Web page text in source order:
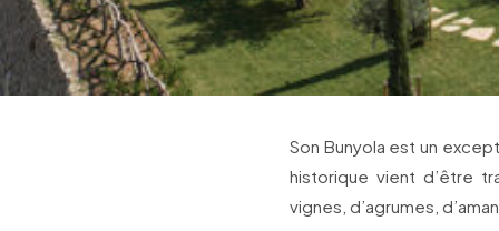
Son Bunyola est un
historique vient d’être
vignes, d’agrumes,